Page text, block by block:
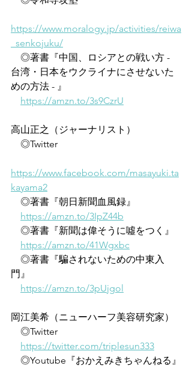
https://www.moralogy.jp/activities/reiwa
_senkojuku/
◎著書『中国、ロシアとの戦い方 -
台湾・日本をウクライナにさせないた
めの方法 - 』
https://amzn.to/3s9CzrU
高山正之（ジャーナリスト）
◎Twitter
https://www.facebook.com/masayuki.ta
kayama2
◎著書『朝日新聞血風録』
https://amzn.to/3IpZ44b
◎著書『新聞は偉そうに噓をつく』
https://amzn.to/41Wgxbc
◎著書『騙されないための中東入
門』
https://amzn.to/3pUjgol
岡江美希（ニューハーフ美容研究家）
◎Twitter
https://twitter.com/triplesun333
◎Youtube『おかえみきちゃんねる』